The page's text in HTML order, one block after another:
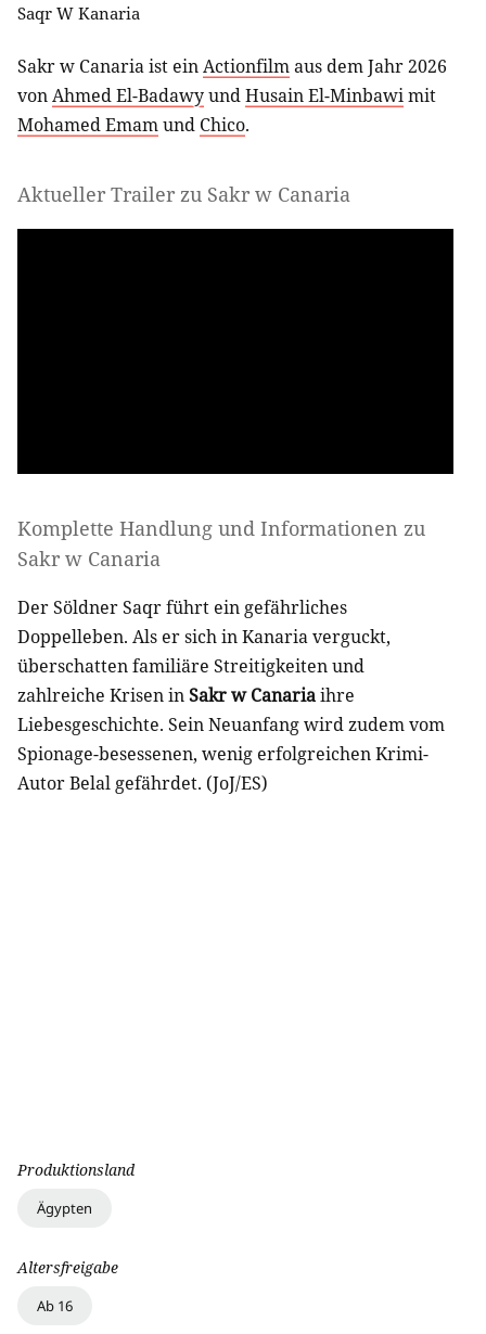
Saqr W Kanaria
Sakr w Canaria ist einActionfilmaus dem Jahr 2026
vonAhmed El-BadawyundHusain El-Minbawimit
Mohamed Emamund Chico.
Aktueller Trailer zu Sakr w Canaria
Komplette Handlung und Informationen zu
Sakr w Canaria
Der Söldner Saqr führt ein gefährliches
Doppelleben. Als er sich in Kanaria verguckt,
überschatten familiäre Streitigkeiten und
zahlreiche Krisen inSakr w Canariaihre
Liebesgeschichte. Sein Neuanfang wird zudem vom
Spionage-besessenen, wenig erfolgreichen Krimi-
Autor Belal gefährdet. (JoJ/ES)
Produktionsland
Ägypten
Altersfreigabe
Ab 16